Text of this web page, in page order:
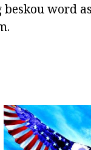
word